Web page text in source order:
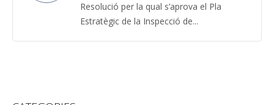
Resolució per la qual s’aprova el Pla
Estratègic de la Inspecció de...